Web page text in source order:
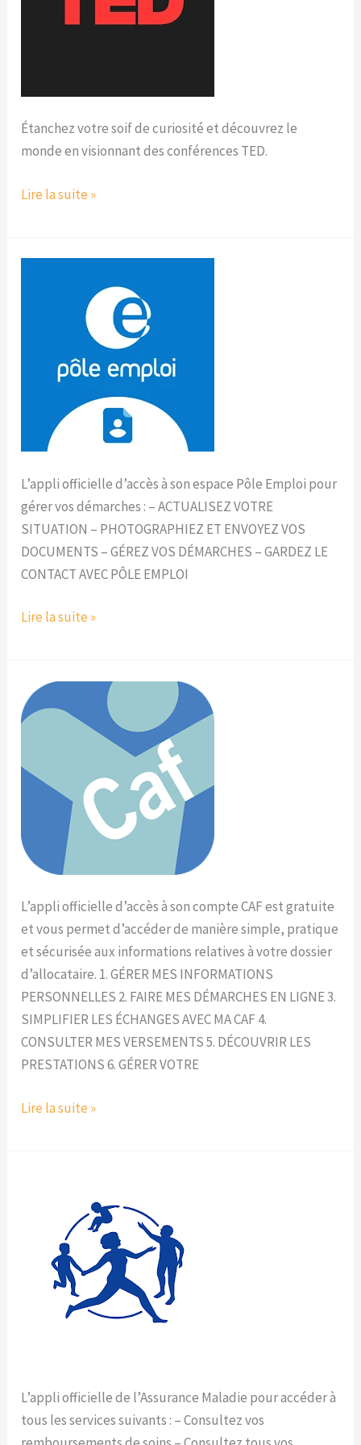
Étanchez votre soif de curiosité et découvrez le
monde en visionnant des conférences TED.
Lire la suite »
L’appli officielle d’accès à son espace Pôle Emploi pour
gérer vos démarches : – ACTUALISEZ VOTRE
SITUATION – PHOTOGRAPHIEZ ET ENVOYEZ VOS
DOCUMENTS – GÉREZ VOS DÉMARCHES – GARDEZ LE
CONTACT AVEC PÔLE EMPLOI
Lire la suite »
L’appli officielle d’accès à son compte CAF est gratuite
et vous permet d’accéder de manière simple, pratique
et sécurisée aux informations relatives à votre dossier
d’allocataire. 1. GÉRER MES INFORMATIONS
PERSONNELLES 2. FAIRE MES DÉMARCHES EN LIGNE 3.
SIMPLIFIER LES ÉCHANGES AVEC MA CAF 4.
CONSULTER MES VERSEMENTS 5. DÉCOUVRIR LES
PRESTATIONS 6. GÉRER VOTRE
Caf
Lire la suite »
L’appli officielle de l’Assurance Maladie pour accéder à
tous les services suivants : – Consultez vos